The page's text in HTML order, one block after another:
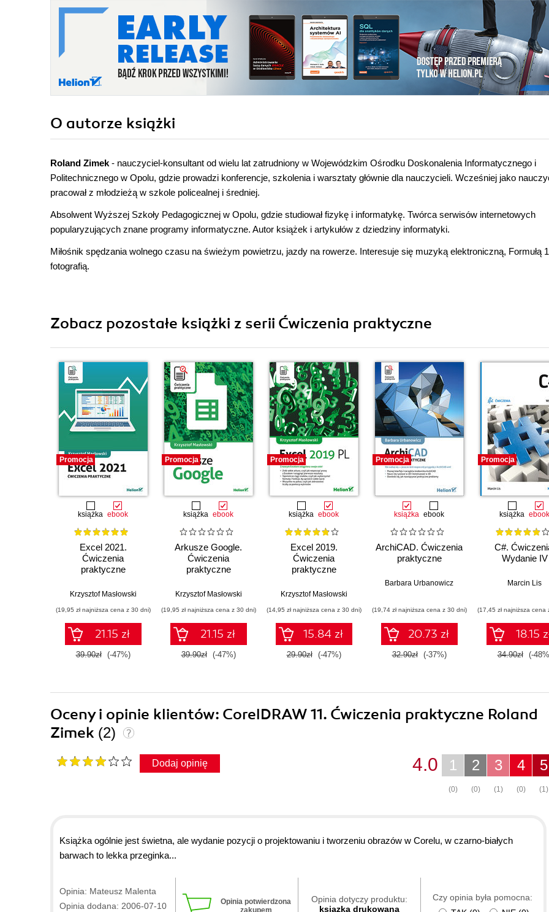
O autorze książki
Roland Zimek - nauczyciel-konsultant od wielu lat zatrudniony w Wojewódzkim Ośrodku Doskonalenia Informatycznego i
Politechnicznego w Opolu, gdzie prowadzi konferencje, szkolenia i warsztaty głównie dla nauczycieli. Wcześniej jako
pracował z młodzieżą w szkole policealnej i średniej.
Absolwent Wyższej Szkoły Pedagogicznej w Opolu, gdzie studiował fizykę i informatykę. Twórca serwisów internetowych
popularyzujących znane programy informatyczne. Autor książek i artykułów z dziedziny informatyki.
Miłośnik spędzania wolnego czasu na świeżym powietrzu, jazdy na rowerze. Interesuje się muzyką elektroniczną, Formułą
fotografią.
Zobacz pozostałe książki z serii Ćwiczenia praktyczne
Promocja
książka ebook
Excel 2021.
Ćwiczenia
praktyczne
Krzysztof Masłowski
(19,95 zł najniższa cena z 30 dni)
21.15 zł
39.90zł (-47%)
Promocja
książka ebook
Arkusze Google.
Ćwiczenia
praktyczne
Krzysztof Masłowski
(19,95 zł najniższa cena z 30 dni)
21.15 zł
39.90zł (-47%)
Promocja
książka ebook
Excel 2019.
Ćwiczenia
praktyczne
Krzysztof Masłowski
(14,95 zł najniższa cena z 30 dni)
15.84 zł
29.90zł (-47%)
Promocja
książka ebook
ArchiCAD. Ćwiczenia
praktyczne
Barbara Urbanowicz
(19,74 zł najniższa cena z 30 dni)
20.73 zł
32.90zł (-37%)
Promocja
książka ebook
C#.
Wydanie IV
Marcin Lis
(17,45 zł najniższa cena
18.15
34.90zł (-
Oceny i opinie klientów: CorelDRAW 11. Ćwiczenia praktyczne Roland
Zimek (2)
Dodaj opinię 5
(1)
4
(0)
3
(1)
2
(0)
1
(0)
4.0
Książka ogólnie jest świetna, ale wydanie pozycji o projektowaniu i tworzeniu obrazów w Corelu, w czarno-białych
barwach to lekka przeginka...
Opinia: Mateusz Malenta
Opinia dodana: 2006-07-10
Opinia potwierdzona
zakupem
Opinia dotyczy produktu:
ksiązka drukowana
Czy opinia była pomocna: